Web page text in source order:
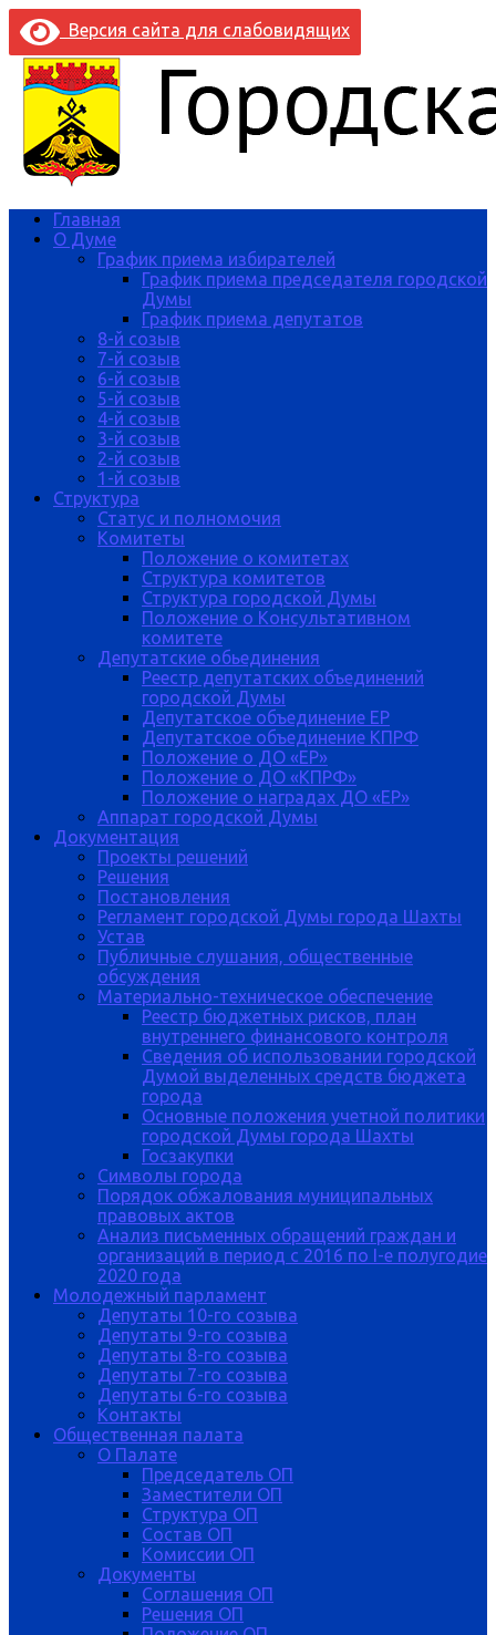
Версия сайта для слабовидящих
Главная
О Думе
График приема избирателей
График приема председателя городской
Думы
График приема депутатов
8-й созыв
7-й созыв
6-й созыв
5-й созыв
4-й созыв
3-й созыв
2-й созыв
1-й созыв
Структура
Статус и полномочия
Комитеты
Положение о комитетах
Структура комитетов
Структура городской Думы
Положение о Консультативном
комитете
Депутатские обьединения
Реестр депутатских объединений
городской Думы
Депутатское объединение ЕР
Депутатское объединение КПРФ
Положение о ДО «ЕР»
Положение о ДО «КПРФ»
Положение о наградах ДО «ЕР»
Аппарат городской Думы
Документация
Проекты решений
Решения
Постановления
Регламент городской Думы города Шахты
Устав
Публичные слушания, общественные
обсуждения
Материально-техническое обеспечение
Реестр бюджетных рисков, план
внутреннего финансового контроля
Сведения об использовании городской
Думой выделенных средств бюджета
города
Основные положения учетной политики
городской Думы города Шахты
Госзакупки
Символы города
Порядок обжалования муниципальных
правовых актов
Анализ письменных обращений граждан и
организаций в период с 2016 по I-е полугодие
2020 года
Молодежный парламент
Депутаты 10-го созыва
Депутаты 9-го созыва
Депутаты 8-го созыва
Депутаты 7-го созыва
Депутаты 6-го созыва
Контакты
Общественная палата
О Палате
Председатель ОП
Заместители ОП
Структура ОП
Состав ОП
Комиссии ОП
Документы
Соглашения ОП
Решения ОП